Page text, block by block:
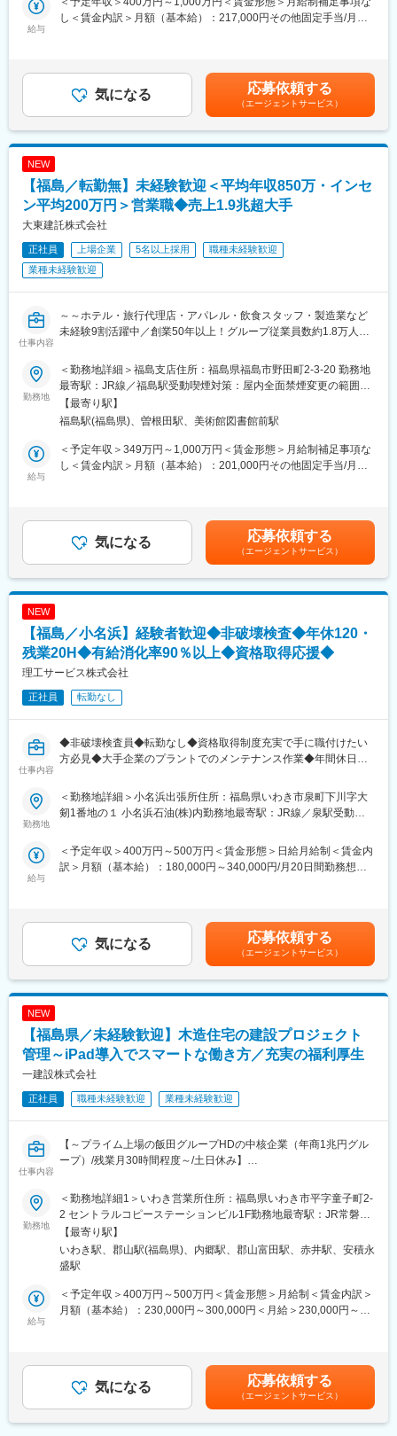
■当社の特徴：
空調・自動制御等の技術力を必要とされる工事が得意とします。
・業界に占める地位…毎年度の管工事業完成工事高ランクで、福
島県に本社を有する企業中、常に上位です。
変更の範囲：会社の定める業務
くても活躍可能！
★大東建託の物件への入居時、仲介手数料無料
★業務内容：
訪問先・・・空地、農地、駐車場や住宅などの土地を所有する地
主様
まずはお客様と直接お話しし、信頼関係を築いていくことが仕事
となります。
会話することが得意であれば、これまでの経験等一切関係なくご
活躍いただけます♪
難しい提案や商談は必ず上長が同席しますのでご安心ください。
★求人の魅力：
す。早期に年収1000万円が目指せる環境です！
自分の頑張りが給与にしっかり反映される分かりやすい評価制度
◎充実の研修制度
入社後3か月間は、支店研修と全体研修を平行して実施します。
営業の基礎となる＜名刺交換＞から、実際にお客様の元へ訪問す
る一連流れまで、研修を通じて学ぶことが可能です。
★働き方：
お客様都合により、土日どちらかに出勤をする場合があります。
フレックス制度（コアタイム11時30分～15時30分）を導入してお
り、自分の都合に合わせて業務を調整できます！
第1615号※居住用の管理戸数のみ）
・賃貸仲介件数において14年連続1位を獲得（全国賃貸住宅新聞
社発表）
変更の範囲：会社の定める業務
給与
し＜賃金内訳＞月額（基本給）：217,000円その他固定手当/月：
績加算給35,000円+新卒手当26,000円）<大学卒>月給268,000円
（基本給217,000円+業績加算給25,000円+新卒手当26,000円）賃
金はあくまでも目安の金額であり、選考を通じて上下する可能性
があります。月給(月額)は固定手当を含めた表記です。
気になる 応募依頼する
（エージェントサービス）
NEW
【福島／転勤無】未経験歓迎＜平均年収850万・インセ
ン平均200万円＞営業職◆売上1.9兆超大手
大東建託株式会社
正社員 上場企業 5名以上採用
職種未経験歓迎
業種未経験歓迎
仕事内容
～～ホテル・旅行代理店・アパレル・飲食スタッフ・製造業など
未経験9割活躍中／創業50年以上！グループ従業員数約1.8万人を
＜この求人のオススメポイント＞
・平均年収850万！青天井のインセンティブで圧倒的に稼げる！
※1件の成約で平均200万円の支給あり！
・ネームバリュー×豊富なデータベースがあるため、お客様との関
係構築がしやすい
・教育体制が整っており、名刺の渡し方から教えてもらえる手厚
いサポート
はじめはお客様に顔を覚えてもらうことが仕事となります。
何度もお会いしていくうちに、「この人なら安心して相談でき
る」と思ってもらえるようになります。
訪問先・・・空地、農地、駐車場や住宅などの土地を所有する地
主様
地主様の悩み・・・相続問題、節税対策、建物を建てることによ
る安定的な収入の確保
ご提案内容・・・土地活用と建物の建て替えのご提案
活躍いただけます♪
難しい提案や商談は必ず上長が同席しますのでご安心ください。
★求人の魅力：
自分の頑張りが給与にしっかり反映される分かりやすい評価制度
ポートします。
もちろん、インセンティブは全額営業にはいります！
入社後3か月間は、支店研修と全体研修を平行して実施します。
営業の基礎となる挨拶から、実際にお客様の元へ訪問する一連流
れまで、研修を通じて学ぶことが可能です。
★働き方：
ります。また時間外手当は1分単位で支給されます。
フレックス制度（コアタイム11時30分～15時30分）を導入してお
り、自分の都合に合わせて業務を調整できます！
変更の範囲：会社の定める業務
勤務地
＜勤務地詳細＞福島支店住所：福島県福島市野田町2-3-20 勤務地
最寄駅：JR線／福島駅受動喫煙対策：屋内全面禁煙変更の範囲：
会社の定める事業所
【最寄り駅】
福島駅(福島県)、曽根田駅、美術館図書館前駅
給与
＜予定年収＞349万円～1,000万円＜賃金形態＞月給制補足事項な
し＜賃金内訳＞月額（基本給）：201,000円その他固定手当/月：
業手当＞有＜給与補足＞■歩合給：1成約あたり平均200万円（歩
合率約3%）■賞与：年2回（6月・12月／実績に応じて支給）※月
給には一律の特別加算手当（3万円）・自社物件入居者支援制度
（1万円）を含む。※特別加算手当は入社後1年間の支給となりま
す。 ※固定残業時間を超過する場合は1分単位で支給されます。賃
があります。月給(月額)は固定手当を含めた表記です。
気になる 応募依頼する
（エージェントサービス）
NEW
【福島／小名浜】経験者歓迎◆非破壊検査◆年休120・
残業20H◆有給消化率90％以上◆資格取得応援◆
理工サービス株式会社
正社員 転勤なし
仕事内容
◆非破壊検査員◆転勤なし◆資格取得制度充実で手に職付けたい
方必見◆大手企業のプラントでのメンテナンス作業◆年間休日
■業務内容：
非破壊検査をお任せいたします。
■使用する機材：
X線や超音波、ファイバースコープなど、医療で利用されるレント
■業務内容
担当エリア内で、チーム（6～10名で組織し、そこからペアで作
業にあたる）で点検を行います。
■検査するもの：
ト、工場設備、といった超大型の建物、船や飛行機といった輸送
機器まで手掛けます。
一般の人が入れないところにも行ける楽しさや、超大型のものを
触る楽しさなどもあります。
■検査の種類：
・超音波探傷試験（UT）…特殊な装置を使って、検査したい対象
物に超音波を当て、画面を見ながら反応の変化を確認します。
・浸透探傷試験（PT）…対象物にある傷に液体をたらし、染みこ
■資格取得について：
専門資格が必要な仕事もあります。入社後は、資格取得や専門知
識を身に着け手に職をつけて働くことができます。資格取得に向
けての講座やテキスト貸出、合格時の受検費用支給などで資格取
■出張について：
す。休日には観光に行く社員もいます♪※エリア外出張頻度は年2回
程度、年半分以上は担当エリアでの勤務です。
■働き方について：
プライベート充実できる環境です♪2025年4月より年間休日は113
勤務地
＜勤務地詳細＞小名浜出張所住所：福島県いわき市泉町下川字大
剱1番地の１ 小名浜石油(株)内勤務地最寄駅：JR線／泉駅受動喫
給与
＜予定年収＞400万円～500万円＜賃金形態＞日給月給制＜賃金内
訳＞月額（基本給）：180,000円～340,000円/月20日間勤務想定
1000～8000円※難易度により変動■時間外手当：実労働支給 / 20H
想定：29000～59000円賃金はあくまでも目安の金額であり、選
考を通じて上下する可能性があります。月給(月額)は固定手当を含
めた表記です。
気になる 応募依頼する
（エージェントサービス）
NEW
【福島県／未経験歓迎】木造住宅の建設プロジェクト
管理～iPad導入でスマートな働き方／充実の福利厚生
一建設株式会社
正社員 職種未経験歓迎 業種未経験歓迎
仕事内容
【～プライム上場の飯田グループHDの中核企業（年商1兆円グル
ープ）/残業月30時間程度～/土日休み】
木造住宅の着工から完成まで、品質・安全・工程・原価等の管理
を行います。
入社後まずは着工から完成までを一緒に携わりながら、仕事の流
れを身に着けていきます。
仕事や現場になれて来たら、施工管理の業務を担当いただきま
す。
まずは棟数の少ない(1棟～2棟)現場を担当し、進捗管理、職人さ
んの手配、安全管理、図面確認、予算作成などの業務を行いま
す。
■特徴：
・各エリア毎に担当をお任せしておりますので、出張はありませ
勤務地
＜勤務地詳細1＞いわき営業所住所：福島県いわき市平字童子町2-
2 セントラルコピーステーションビル1F勤務地最寄駅：JR常磐線
／いわき駅受動喫煙対策：屋内全面禁煙＜勤務地詳細2＞郡山営業
所住所：福島県郡山市細沼町2-9 勤務地最寄駅：東北本線／郡山
駅受動喫煙対策：屋内全面禁煙変更の範囲：会社の定める事業所
【最寄り駅】
いわき駅、郡山駅(福島県)、内郷駅、郡山富田駅、赤井駅、安積永
盛駅
給与
＜予定年収＞400万円～500万円＜賃金形態＞月給制＜賃金内訳＞
月額（基本給）：230,000円～300,000円＜月給＞230,000円～
収：512万／30歳主任／基本給26万700万／37歳工事長／基本給
43万1000万／45歳部長／基本給60万賃金はあくまでも目安の金
額であり、選考を通じて上下する可能性があります。月給(月額)は
固定手当を含めた表記です。
気になる 応募依頼する
（エージェントサービス）